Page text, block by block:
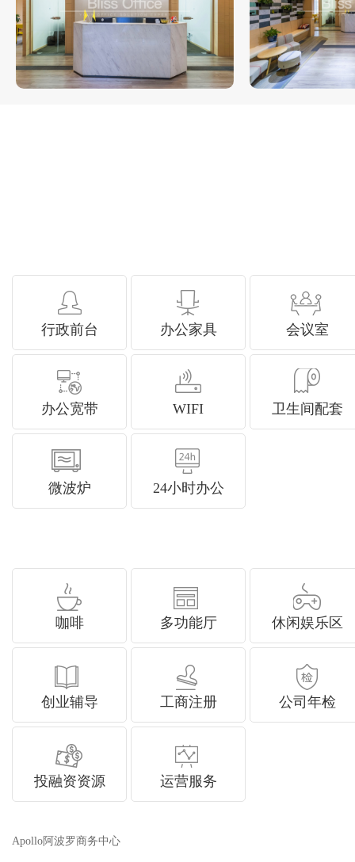
行政前台 办公家具 会议室
办公宽带 WIFI 卫生间配套
微波炉 24小时办公
咖啡 多功能厅 休闲娱乐区
创业辅导 工商注册 公司年检
投融资资源 运营服务
Apollo阿波罗商务中心